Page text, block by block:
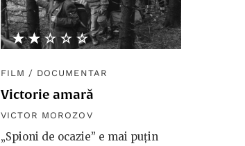
★★★★★
☆☆☆☆☆
FILM / DOCUMENTAR
Victorie amară
VICTOR MOROZOV
„Spioni de ocazie” e mai puțin